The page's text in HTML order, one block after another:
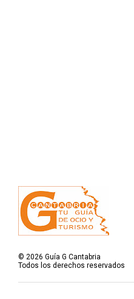
©2026 Guía G Cantabria
Todos los derechos reservados